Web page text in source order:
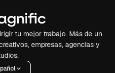
tu mejor trabajo. Más de un
empresas, agencias y